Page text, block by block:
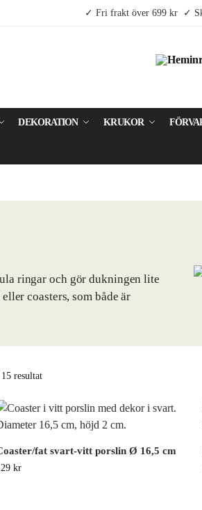
✓ Fri frakt över 699 kr ✓
DEKORATION KRUKOR
ringar och gör dukningen lite
coasters, som både är
resultat
fat svart-vitt porslin Ø 16,5 cm
kr